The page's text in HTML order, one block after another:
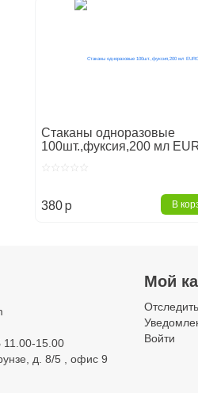
Стаканы одноразовые
100шт.,фуксия,200 мл
380p В
Стаканчики
15.00
д. 8/5 , офис 9
Мой
Войти